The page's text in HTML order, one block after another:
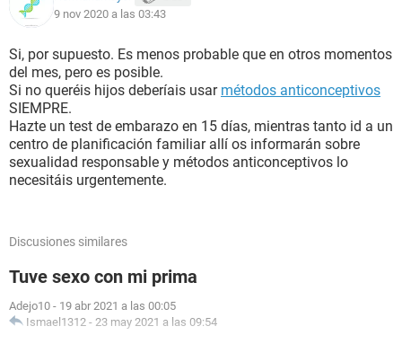
9 nov 2020 a las 03:43
Si, por supuesto. Es menos probable que en otros momentos
del mes, pero es posible.
Si no queréis hijos deberíais usar métodos anticonceptivos
SIEMPRE.
Hazte un test de embarazo en 15 días, mientras tanto id a un
centro de planificación familiar allí os informarán sobre
sexualidad responsable y métodos anticonceptivos lo
necesitáis urgentemente.
Discusiones similares
Tuve sexo con mi prima
Adejo10 - 19 abr 2021 a las 00:05
Ismael1312 - 23 may 2021 a las 09:54